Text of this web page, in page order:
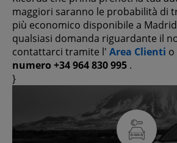
maggiori saranno le probabilità di
più economico disponibile a
qualsiasi domanda riguardante il
contattarci tramite l' Area Clienti
numero +34 964 830 995 .
}